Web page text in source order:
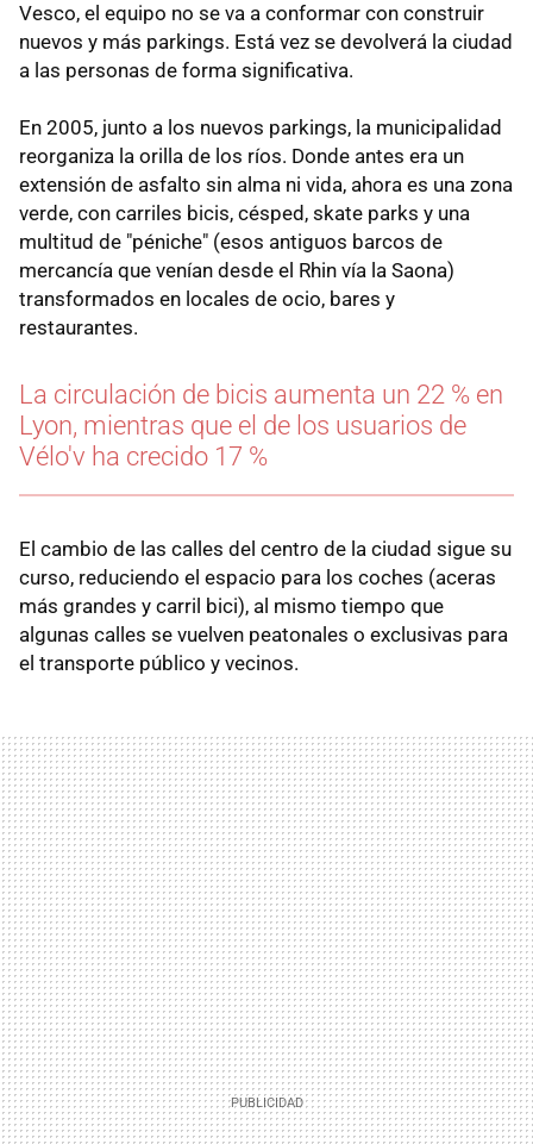
Vesco, el equipo no se va a conformar con construir
nuevos y más parkings. Está vez se devolverá la ciudad
a las personas de forma significativa.
En 2005, junto a los nuevos parkings, la municipalidad
reorganiza la orilla de los ríos. Donde antes era un
extensión de asfalto sin alma ni vida, ahora es una zona
verde, con carriles bicis, césped, skate parks y una
multitud de "péniche" (esos antiguos barcos de
mercancía que venían desde el Rhin vía la Saona)
transformados en locales de ocio, bares y
restaurantes.
La circulación de bicis aumenta un 22 % en
Lyon, mientras que el de los usuarios de
Vélo'v ha crecido 17 %
El cambio de las calles del centro de la ciudad sigue su
curso, reduciendo el espacio para los coches (aceras
más grandes y carril bici), al mismo tiempo que
algunas calles se vuelven peatonales o exclusivas para
el transporte público y vecinos.